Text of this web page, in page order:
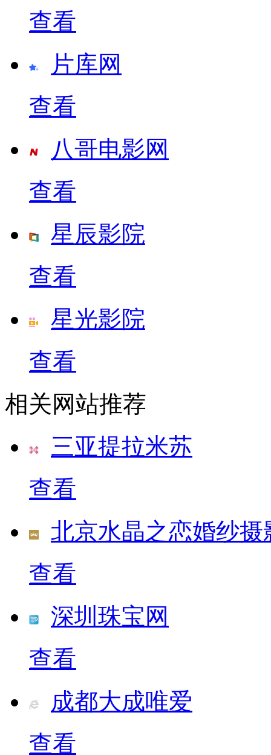
查看
片库网
查看
八哥电影网
查看
星辰影院
查看
星光影院
查看
相关网站推荐
三亚提拉米苏
查看
北京水晶之恋婚纱摄
查看
深圳珠宝网
查看
成都大成唯爱
查看